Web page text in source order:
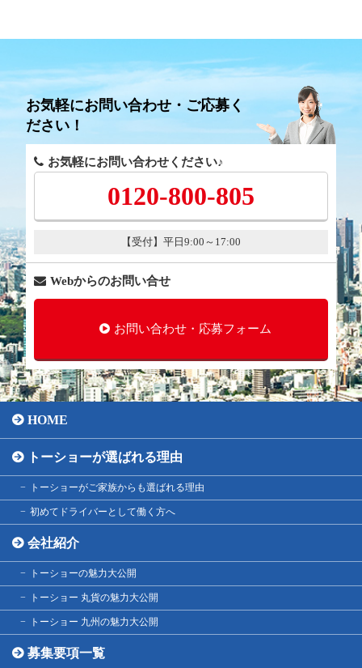
お気軽にお問い合わせ・ご応募く
ださい！
お気軽にお問い合わせください♪
0120-800-805
【受付】平日9:00～17:00
Webからのお問い合せ
お問い合わせ・応募フォーム
HOME
トーショーが選ばれる理由
トーショーがご家族からも選ばれる理由
初めてドライバーとして働く方へ
会社紹介
トーショーの魅力大公開
トーショー 丸貨の魅力大公開
トーショー 九州の魅力大公開
募集要項一覧